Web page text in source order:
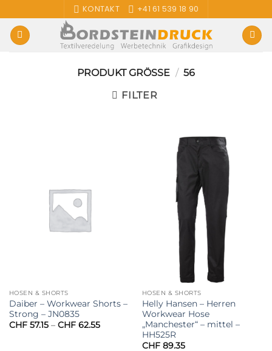
Inhalt
springen
KONTAKT +41 61 539 18 90
PRODUKT GRÖSSE / 56
FILTER
HOSEN & SHORTS
Daiber – Workwear Shorts –
Strong – JN0835
CHF57.15 – CHF62.55Preisspanne:
HOSEN & SHORTS
Helly Hansen – Herren
Workwear Hose
„Manchester“ – mittel –
HH525R
CHF89.35